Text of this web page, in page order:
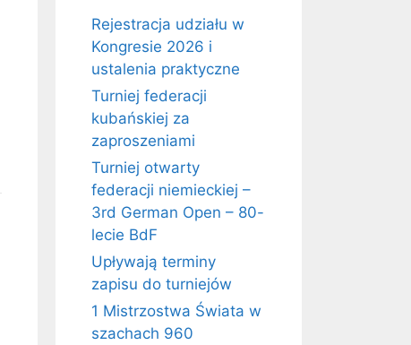
Rejestracja udziału w
Kongresie 2026 i
ustalenia praktyczne
Turniej federacji
kubańskiej za
zaproszeniami
Turniej otwarty
federacji niemieckiej –
3rd German Open – 80-
lecie BdF
Upływają terminy
zapisu do turniejów
1 Mistrzostwa Świata w
szachach 960